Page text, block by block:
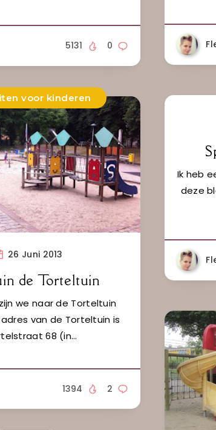
0
5131
voor kinderen
26 Juni 2013
de Torteltuin
we naar de Torteltuin
van de Torteltuin is
68 (in…
2
1394
Ik heb
deze